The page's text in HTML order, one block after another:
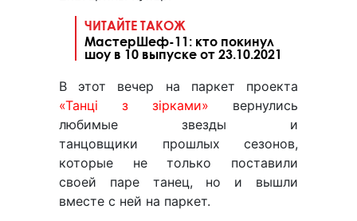
ЧИТАЙТЕ ТАКОЖ
МастерШеф-11: кто покинул
шоу в 10 выпуске от 23.10.2021
В этот вечер на паркет проекта
«Танці з зірками» вернулись
любимые звезды и
танцовщики прошлых сезонов,
которые не только поставили
своей паре танец, но и вышли
вместе с ней на паркет.